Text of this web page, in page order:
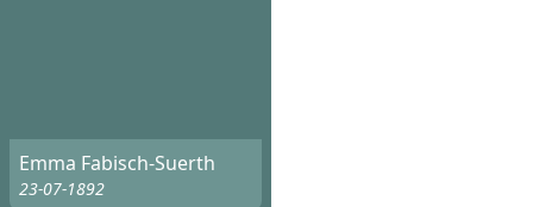
Emma Fabisch-Suerth
23-07-1892